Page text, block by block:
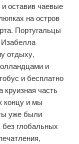
оставив чаевые
на остров
Португальцы
Изабелла
отдыху,
и
и бесплатно
часть
концу и мы
уже были
глобальных